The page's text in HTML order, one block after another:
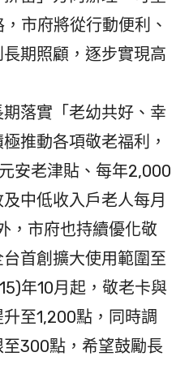
市府將從行動便利、
期照顧，逐步實現高
落實「老幼共好、幸
推動各項敬老福利，
安老津貼、每年2,000
中低收入戶老人每月
，市府也持續優化敬
首創擴大使用範圍至
年10月起，敬老卡與
至1,200點，同時調
300點，希望鼓勵長